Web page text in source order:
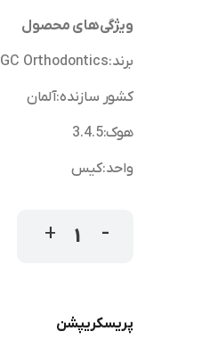
ویژگی‌های محصول
برند:
GC Orthodontics
کشور سازنده:آلمان
هوک:
3.4.5
واحد:کیس
پریسکریپشن